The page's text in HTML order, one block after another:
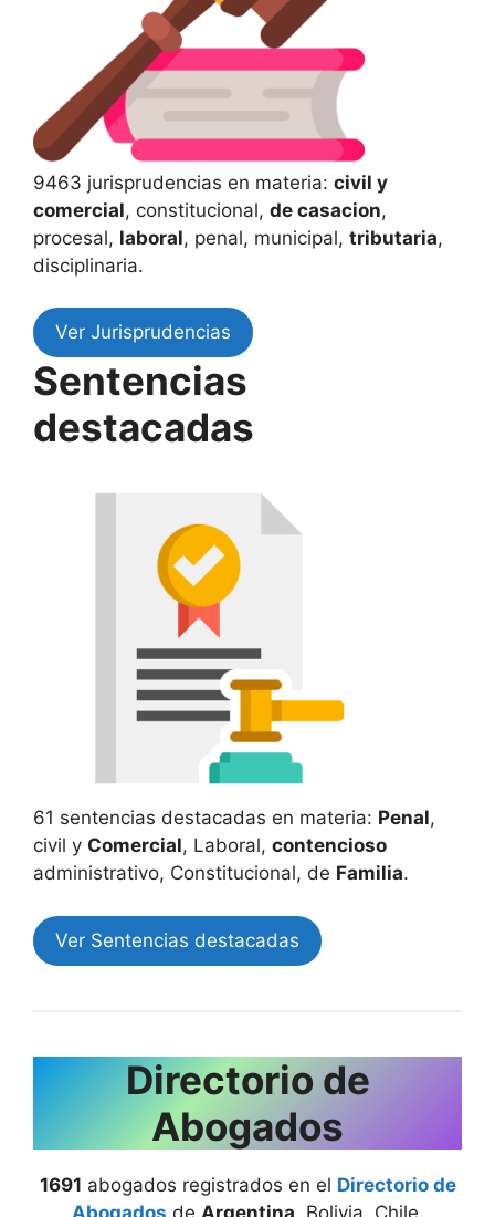
9463 jurisprudencias en materia: civil y
comercial, constitucional, de casacion,
procesal, laboral, penal, municipal, tributaria,
disciplinaria.
Ver Jurisprudencias
Sentencias
destacadas
61 sentencias destacadas en materia: Penal,
civil y Comercial, Laboral, contencioso
administrativo, Constitucional, de Familia.
Ver Sentencias destacadas
Directorio de
Abogados
1691 abogados registrados en el Directorio de
Abogados de Argentina , Bolivia, Chile,